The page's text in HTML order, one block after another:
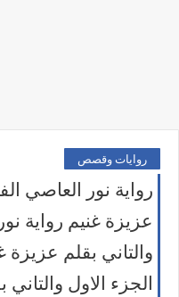
روايات وقصص
رواية نور العاصي
عزيزة غنيم رواية
والتاني بقلم عزيزة
الجزء الاول